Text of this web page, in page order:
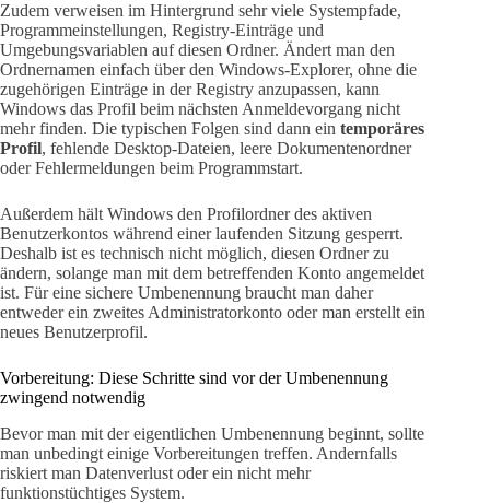
Zudem verweisen im Hintergrund sehr viele Systempfade,
Programmeinstellungen, Registry-Einträge und
Umgebungsvariablen auf diesen Ordner. Ändert man den
Ordnernamen einfach über den Windows-Explorer, ohne die
zugehörigen Einträge in der Registry anzupassen, kann
Windows das Profil beim nächsten Anmeldevorgang nicht
mehr finden. Die typischen Folgen sind dann ein temporäres
Profil, fehlende Desktop-Dateien, leere Dokumentenordner
oder Fehlermeldungen beim Programmstart.
Außerdem hält Windows den Profilordner des aktiven
Benutzerkontos während einer laufenden Sitzung gesperrt.
Deshalb ist es technisch nicht möglich, diesen Ordner zu
ändern, solange man mit dem betreffenden Konto angemeldet
ist. Für eine sichere Umbenennung braucht man daher
entweder ein zweites Administratorkonto oder man erstellt ein
neues Benutzerprofil.
Vorbereitung: Diese Schritte sind vor der Umbenennung
zwingend notwendig
Bevor man mit der eigentlichen Umbenennung beginnt, sollte
man unbedingt einige Vorbereitungen treffen. Andernfalls
riskiert man Datenverlust oder ein nicht mehr
funktionstüchtiges System.